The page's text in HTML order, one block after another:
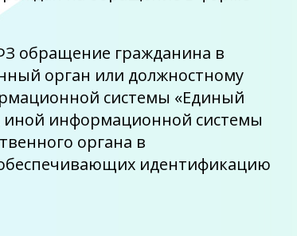
обращение гражданина в
орган или должностному
системы «Единый
иной информационной системы
органа в
идентификацию